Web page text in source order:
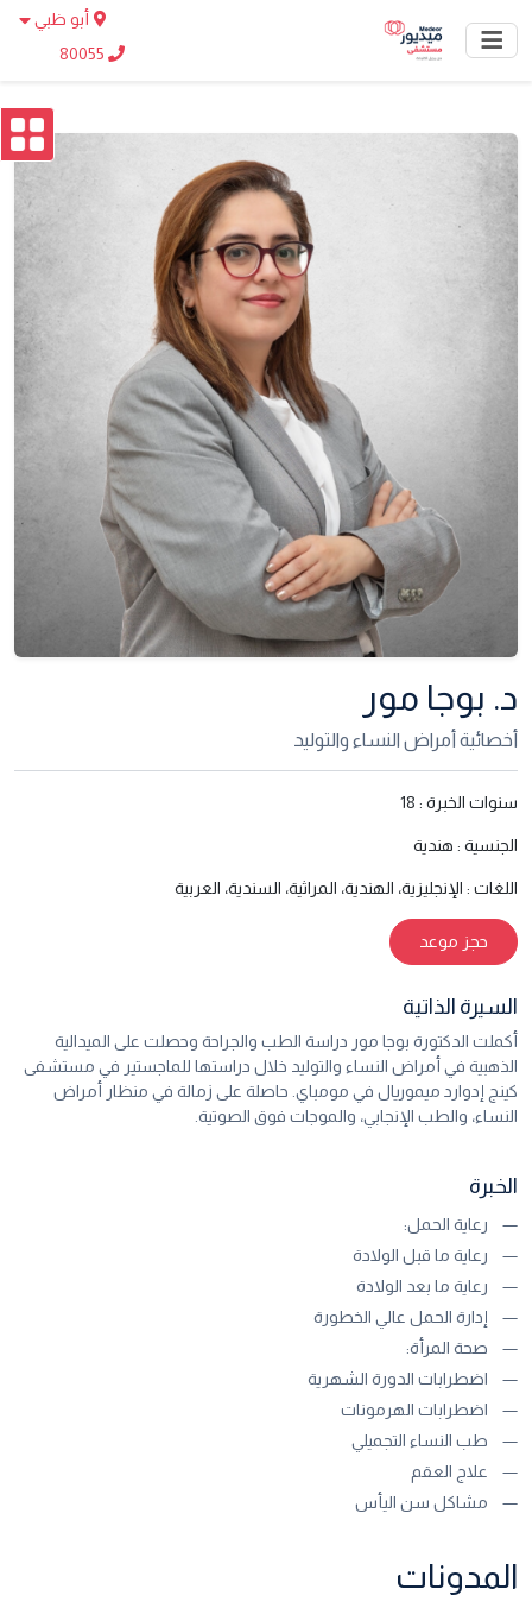
أبو ظبي
د. بوجا مور
أخصائية أمراض النساء والتوليد
سنوات الخبرة : 18
الجنسية : هندية
اللغات : الإنجليزية، الهندية، المراثية، السندية، العربية
حجز موعد
السيرة الذاتية
أكملت الدكتورة بوجا مور دراسة الطب والجراحة وحصلت على الميدالية
الذهبية في أمراض النساء والتوليد خلال دراستها للماجستير في مستشفى
كينج إدوارد ميموريال في مومباي. حاصلة على زمالة في منظار أمراض
النساء، والطب الإنجابي، والموجات فوق الصوتية.
الخبرة
رعاية الحمل:
رعاية ما قبل الولادة
رعاية ما بعد الولادة
إدارة الحمل عالي الخطورة
صحة المرأة:
اضطرابات الدورة الشهرية
اضطرابات الهرمونات
طب النساء التجميلي
علاج العقم
مشاكل سن اليأس
المدونات